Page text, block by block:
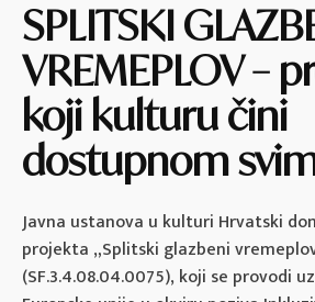
SPLITSKI
VREMEPLOV –
koji kulturu čini
dostupnom
Javna ustanova u kulturi Hrvatski
projekta „Splitski glazbeni
(SF.3.4.08.04.0075), koji se provodi